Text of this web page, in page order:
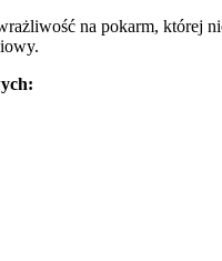
na pokarm, której